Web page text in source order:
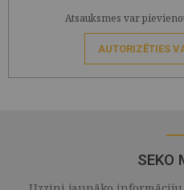
Atsauksmes var
AUTORIZĒTIES
SEKO